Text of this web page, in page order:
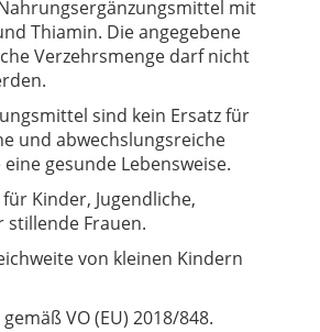
mit
Thiamin. Die angegebene
Verzehrsmenge darf nicht
sind kein Ersatz für
und abwechslungsreiche
gesunde Lebensweise.
Kinder, Jugendliche,
stillende Frauen.
von kleinen Kindern
VO (EU) 2018/848.